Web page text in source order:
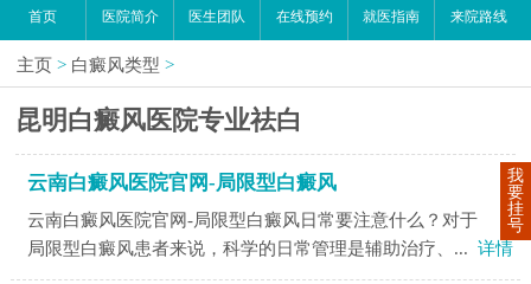
首页 医院简介 医生团队 在线预约 就医指南 来院路线
主页 > 白癜风类型 >
昆明白癜风医院专业祛白
云南白癜风医院官网-局限型白癜风
云南白癜风医院官网-局限型白癜风日常要注意什么？对于
局限型白癜风患者来说，科学的日常管理是辅助治疗、... 详情
我
要
挂
号